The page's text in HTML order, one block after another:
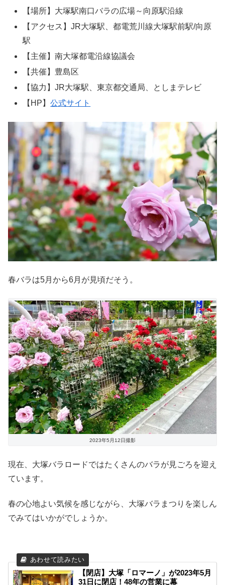
【場所】大塚駅南口バラの広場～向原駅沿線
【アクセス】JR大塚駅、都電荒川線大塚駅前駅/向原
駅
【主催】南大塚都電沿線協議会
【共催】豊島区
【協力】JR大塚駅、東京都交通局、としまテレビ
【HP】公式サイト
春バラは5月から6月が見頃だそう。
2023年5月12日撮影
現在、大塚バラロードではたくさんのバラが見ごろを迎え
ています。
春の心地よい気候を感じながら、大塚バラまつりを楽しん
でみてはいかがでしょうか。
【閉店】大塚「ロマーノ」が2023年5月
31日に閉店！48年の営業に幕